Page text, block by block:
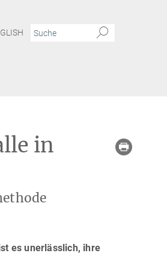
in
es unerlässlich, ihre